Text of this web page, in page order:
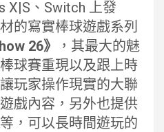
X|S、Switch 上發
的寫實棒球遊戲系列
26》
，其最大的魅
球賽重現以及跟上時
玩家操作現實的大聯
戲內容，另外也提供
，可以長時間遊玩的